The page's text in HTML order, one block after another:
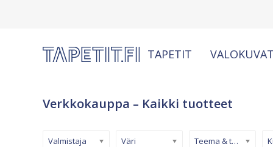
TAPETIT
Verkkokauppa – Kaikki tuotteet
Valmistaja Väri Teema & tyyli